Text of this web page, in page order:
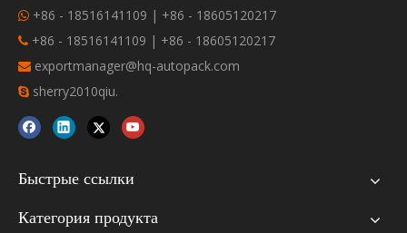
 +86 - 18516141109 | +86 - 18605120217
 +86 - 18516141109 | +86 - 18605120217
 exportmanager@hq-autopack.com
 sherry2010qiu.
Быстрые ссылки
Категория продукта